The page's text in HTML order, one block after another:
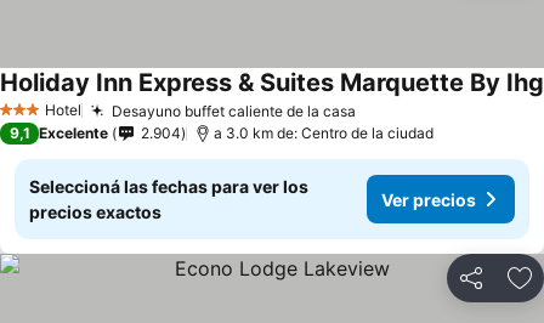
3 Estrellas
Hotel Desayuno buffet caliente de la casa
Holiday Inn Express & Suites Marquette By Ihg
9,1 Excelente 2.904 a 3.0 km de: Centro de la ciudad
Seleccioná las fechas para ver los
precios exactos
Ver precios
Compartir